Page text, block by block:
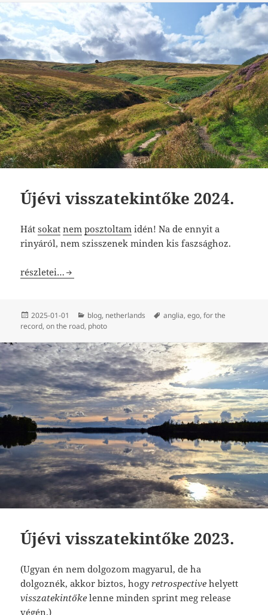
Újévi visszatekintőke 2024.
Hátsokat nem posztoltam idén! Na de ennyit a
rinyáról, nem szisszenek minden kis faszsághoz.
Újévi visszatekintőke 2024.
részletei…
Közzétéve
2025-01-01 Kategória
blog, netherlands Címke
anglia,ego,for the
record,on the road, photo
Újévi visszatekintőke 2023.
(Ugyan én nem dolgozom magyarul, de ha
dolgoznék, akkor biztos, hogyretrospective helyett
visszatekintőke lenne minden sprint meg release
végén.)